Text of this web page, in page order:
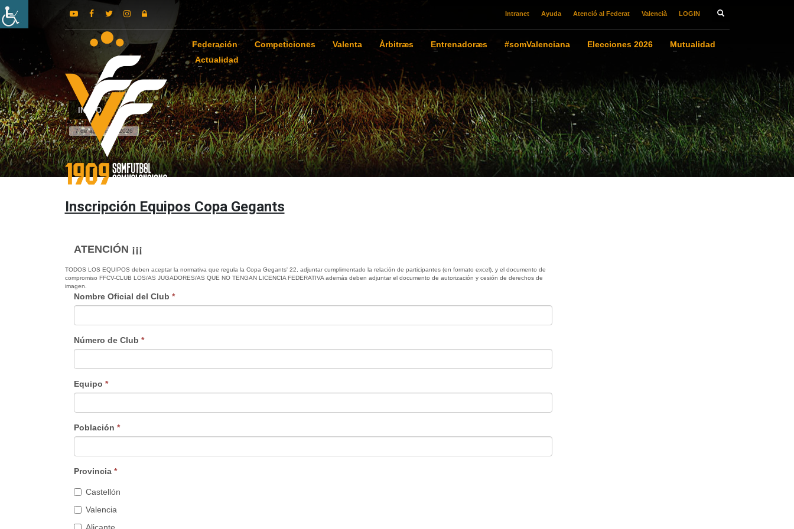
Intranet Ayuda Atenció al Federat Valencià LOGIN
Federación Competiciones Valenta Àrbitræs Entrenadoræs #somValenciana Elecciones 2026
Mutualidad
Actualidad
INICIO
7 de agosto de 2026
Inscripción Equipos Copa Gegants
ATENCIÓN ¡¡¡
TODOS LOS EQUIPOS deben aceptar la normativa que regula la Copa Gegants' 22, adjuntar cumplimentado la relación de participantes (en formato excel), y el documento de
compromiso FFCV-CLUB LOS/AS JUGADORES/AS QUE NO TENGAN LICENCIA FEDERATIVA además deben adjuntar el documento de autorización y cesión de derechos de
imagen.
Nombre Oficial del Club *
Número de Club *
Equipo *
Población *
Provincia *
Castellón
Valencia